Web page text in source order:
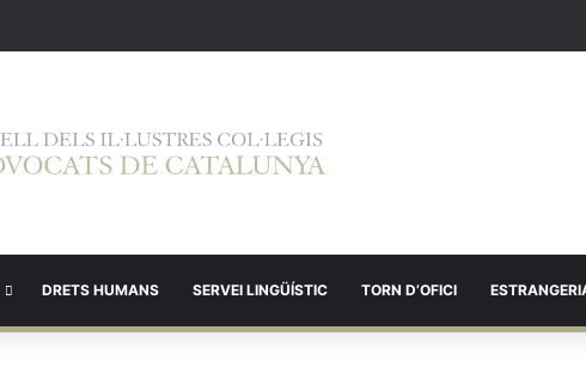
DRETS HUMANS SERVEI LINGÜÍSTIC TORN D’OFICI